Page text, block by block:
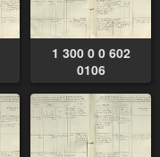
1 300 0 0 602
0106